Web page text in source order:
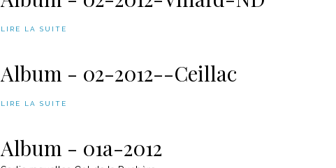
LIRE LA SUITE
Album - 02-2012--Ceillac
LIRE LA SUITE
Album - 01a-2012